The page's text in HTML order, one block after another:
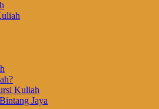
Kuliah
Jaya